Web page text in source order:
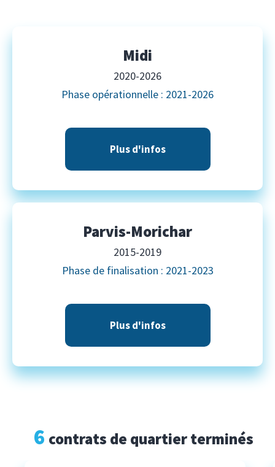
Midi
2020-2026
Phase opérationnelle : 2021-2026
Plus d'infos
Parvis-Morichar
2015-2019
Phase de finalisation : 2021-2023
Plus d'infos
6 contrats de quartier terminés